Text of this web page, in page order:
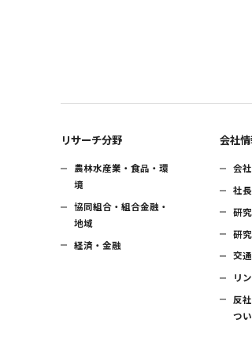
リサーチ分野
農林水産業・食品・環
境
協同組合・組合金融・
地域
経済・金融
会社
会
社
研
研
交
リ
反
つ